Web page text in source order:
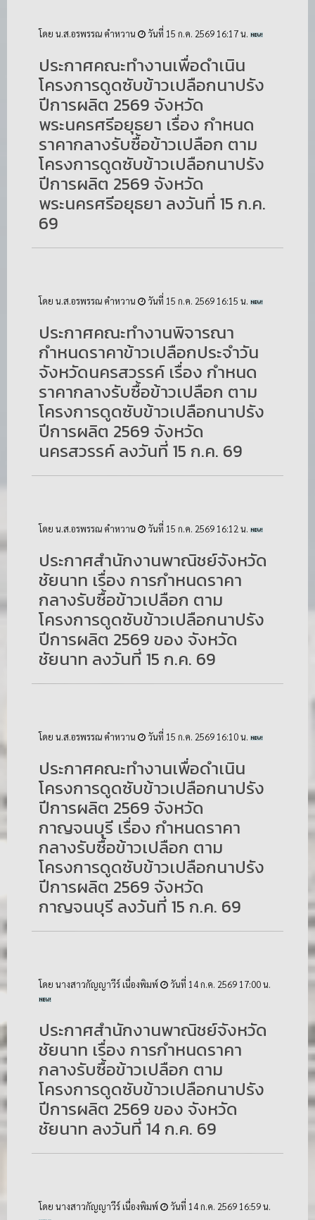
โดย น.ส.อรพรรณ คำหวาน วันที่ 15 ก.ค. 2569 16:17 น.
ประกาศคณะทำงานเพื่อดำเนิน
โครงการดูดซับข้าวเปลือกนาปรัง
ปีการผลิต 2569 จังหวัด
พระนครศรีอยุธยา เรื่อง กำหนด
ราคากลางรับซื้อข้าวเปลือก ตาม
โครงการดูดซับข้าวเปลือกนาปรัง
ปีการผลิต 2569 จังหวัด
พระนครศรีอยุธยา ลงวันที่ 15 ก.ค.
69
โดย น.ส.อรพรรณ คำหวาน วันที่ 15 ก.ค. 2569 16:15 น.
ประกาศคณะทำงานพิจารณา
กำหนดราคาข้าวเปลือกประจำวัน
จังหวัดนครสวรรค์ เรื่อง กำหนด
ราคากลางรับซื้อข้าวเปลือก ตาม
โครงการดูดซับข้าวเปลือกนาปรัง
ปีการผลิต 2569 จังหวัด
นครสวรรค์ ลงวันที่ 15 ก.ค. 69
โดย น.ส.อรพรรณ คำหวาน วันที่ 15 ก.ค. 2569 16:12 น.
ประกาศสำนักงานพาณิชย์จังหวัด
ชัยนาท เรื่อง การกำหนดราคา
กลางรับซื้อข้าวเปลือก ตาม
โครงการดูดซับข้าวเปลือกนาปรัง
ปีการผลิต 2569 ของ จังหวัด
ชัยนาท ลงวันที่ 15 ก.ค. 69
โดย น.ส.อรพรรณ คำหวาน วันที่ 15 ก.ค. 2569 16:10 น.
ประกาศคณะทำงานเพื่อดำเนิน
โครงการดูดซับข้าวเปลือกนาปรัง
ปีการผลิต 2569 จังหวัด
กาญจนบุรี เรื่อง กำหนดราคา
กลางรับซื้อข้าวเปลือก ตาม
โครงการดูดซับข้าวเปลือกนาปรัง
ปีการผลิต 2569 จังหวัด
กาญจนบุรี ลงวันที่ 15 ก.ค. 69
โดย นางสาวกัญญาวีร์ เนื่องพิมพ์ วันที่ 14 ก.ค. 2569 17:00 น.
ประกาศสำนักงานพาณิชย์จังหวัด
ชัยนาท เรื่อง การกำหนดราคา
กลางรับซื้อข้าวเปลือก ตาม
โครงการดูดซับข้าวเปลือกนาปรัง
ปีการผลิต 2569 ของ จังหวัด
ชัยนาท ลงวันที่ 14 ก.ค. 69
โดย นางสาวกัญญาวีร์ เนื่องพิมพ์ วันที่ 14 ก.ค. 2569 16:59 น.